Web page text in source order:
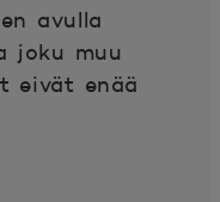
avulla
joku muu
eivät enää